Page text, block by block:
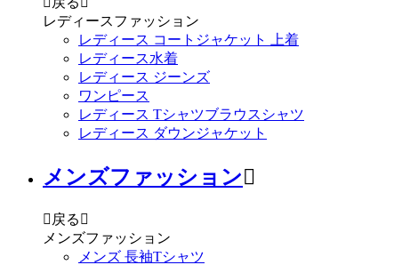
レディースファッション
レディース コートジャケット 上着
レディース水着
レディース ジーンズ
ワンピース
レディース Tシャツブラウスシャツ
レディース ダウンジャケット
メンズファッション
 戻る 
メンズファッション
メンズ 長袖Tシャツ